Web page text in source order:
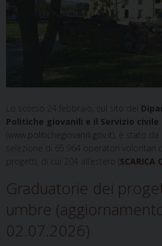
Lo scorso 24 febbraio, sul sito del
Politiche giovanili e il Servizio civile
www.politichegiovanili.gov.it ), è stato
selezione di 65.964 operatori volontari
progetti, di cui 204 all’estero ( SCARICA
Graduatorie dei
umbre
02.07.2026)